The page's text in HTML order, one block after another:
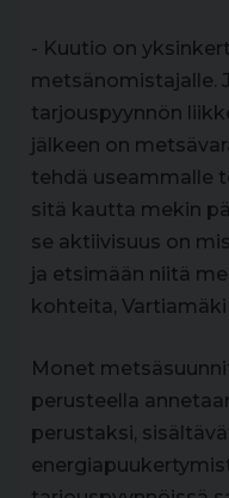
- Kuutio on
metsänomistajalle.
tarjouspyynnön
jälkeen on
tehdä useammalle
sitä kautta mekin
se aktiivisuus on
ja etsimään niitä
kohteita, Vartiamäki
Monet
perusteella
perustaksi,